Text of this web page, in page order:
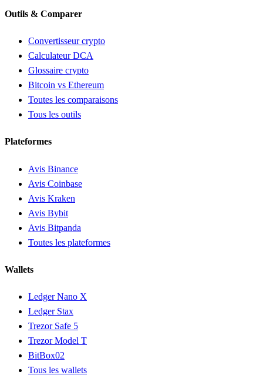
Outils & Comparer
Convertisseur crypto
Calculateur DCA
Glossaire crypto
Bitcoin vs Ethereum
Toutes les comparaisons
Tous les outils
Plateformes
Avis Binance
Avis Coinbase
Avis Kraken
Avis Bybit
Avis Bitpanda
Toutes les plateformes
Wallets
Ledger Nano X
Ledger Stax
Trezor Safe 5
Trezor Model T
BitBox02
Tous les wallets